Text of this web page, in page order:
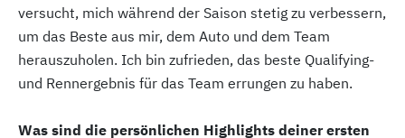
versucht, mich während der Saison stetig zu verbessern,
um das Beste aus mir, dem Auto und dem Team
herauszuholen. Ich bin zufrieden, das beste Qualifying-
und Rennergebnis für das Team errungen zu haben.
Was sind die persönlichen Highlights deiner ersten